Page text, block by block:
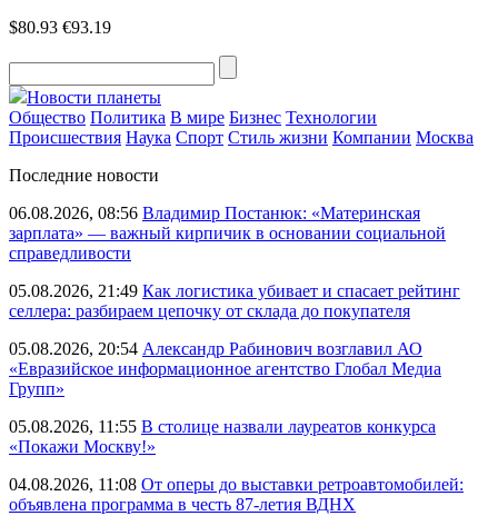
$80.93 €93.19
Новости планеты
Общество Политика В мире Бизнес Технологии
Происшествия Наука Спорт Стиль жизни Компании Москва
Последние новости
06.08.2026, 08:56 Владимир Постанюк: «Материнская
зарплата» — важный кирпичик в основании социальной
справедливости
05.08.2026, 21:49 Как логистика убивает и спасает рейтинг
селлера: разбираем цепочку от склада до покупателя
05.08.2026, 20:54 Александр Рабинович возглавил АО
«Евразийское информационное агентство Глобал Медиа
Групп»
05.08.2026, 11:55 В столице назвали лауреатов конкурса
«Покажи Москву!»
04.08.2026, 11:08 От оперы до выставки ретроавтомобилей:
объявлена программа в честь 87-летия ВДНХ